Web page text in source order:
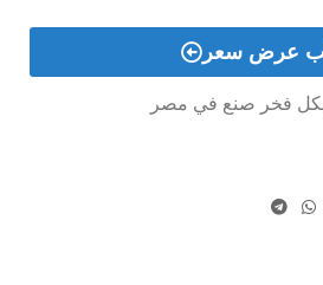
عرض سعر
فخر صنع في مصر